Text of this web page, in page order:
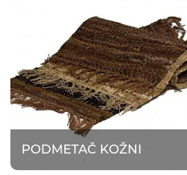
PODMETAČ KOŽNI